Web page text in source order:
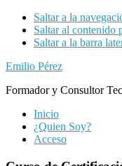
Saltar a la
Saltar al contenido
Saltar a la barra
Emilio Pérez
Formador y Consultor
Inicio
¿Quien Soy?
Acceso